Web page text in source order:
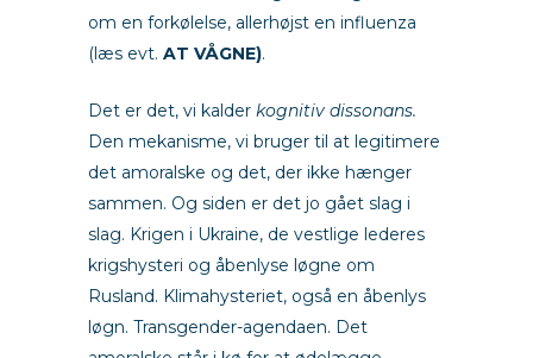
om en forkølelse, allerhøjst en influenza
(læs evt. AT VÅGNE).
Det er det, vi kalder kognitiv dissonans.
Den mekanisme, vi bruger til at legitimere
det amoralske og det, der ikke hænger
sammen. Og siden er det jo gået slag i
slag. Krigen i Ukraine, de vestlige lederes
krigshysteri og åbenlyse løgne om
Rusland. Klimahysteriet, også en åbenlys
løgn. Transgender-agendaen. Det